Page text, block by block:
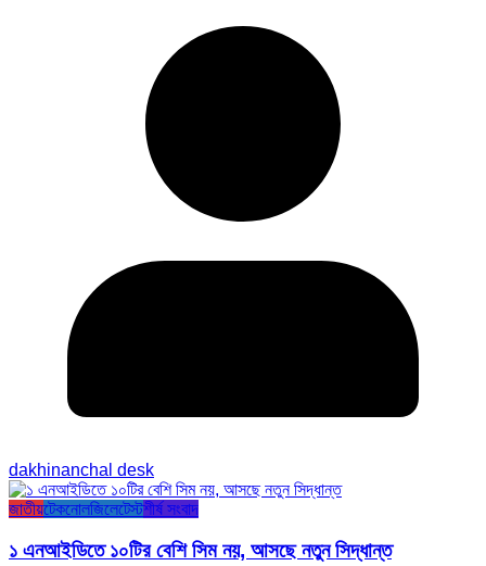
dakhinanchal desk
জাতীয়টেকনোলজিলেটেস্টশীর্ষ সংবাদ
১ এনআইডিতে ১০টির বেশি সিম নয়, আসছে নতুন সিদ্ধান্ত